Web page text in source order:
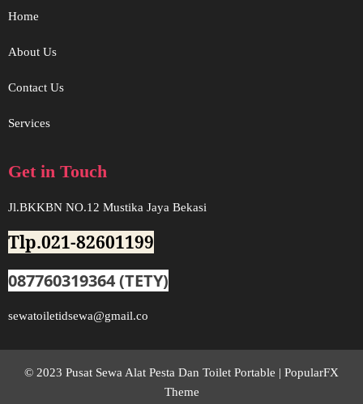
Home
About Us
Contact Us
Services
Get in Touch
Jl.BKKBN NO.12 Mustika Jaya Bekasi
Tlp.021-82601199
087760319364 (TETY)
sewatoiletidsewa@gmail.co
© 2023 Pusat Sewa Alat Pesta Dan Toilet Portable | PopularFX
Theme